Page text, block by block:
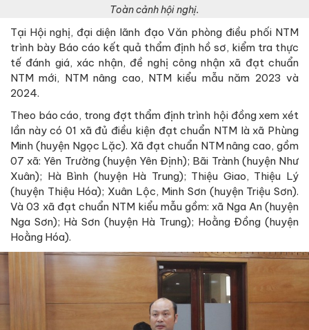
Toàn cảnh hội nghị.
Tại Hội nghị, đại diện lãnh đạo Văn phòng điều phối NTM
trình bày Báo cáo kết quả thẩm định hồ sơ, kiểm tra thực
tế đánh giá, xác nhận, đề nghị công nhận xã đạt chuẩn
NTM mới, NTM nâng cao, NTM kiểu mẫu năm 2023 và
2024.
Theo báo cáo, trong đợt thẩm định trình hội đồng xem xét
lần này có 01 xã đủ điều kiện đạt chuẩn NTM là xã Phùng
Minh (huyện Ngọc Lặc). Xã đạt chuẩn NTM nâng cao, gồm
07 xã: Yên Trường (huyện Yên Định); Bãi Trành (huyện Như
Xuân); Hà Bình (huyện Hà Trung); Thiệu Giao, Thiệu Lý
(huyện Thiệu Hóa); Xuân Lộc, Minh Sơn (huyện Triệu Sơn).
Và 03 xã đạt chuẩn NTM kiểu mẫu gồm: xã Nga An (huyện
Nga Sơn); Hà Sơn (huyện Hà Trung); Hoằng Đồng (huyện
Hoằng Hóa).